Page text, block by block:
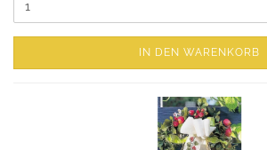
IN DEN WARENKORB